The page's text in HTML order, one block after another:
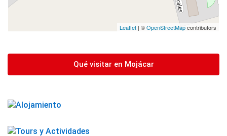
Leaflet | ©OpenStreetMapcontributors
Qué visitar en Mojácar